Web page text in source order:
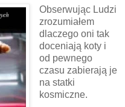
Obserwując Ludzi
zrozumiałem
dlaczego oni tak
doceniają koty i
od pewnego
czasu zabierają je
na statki
kosmiczne.